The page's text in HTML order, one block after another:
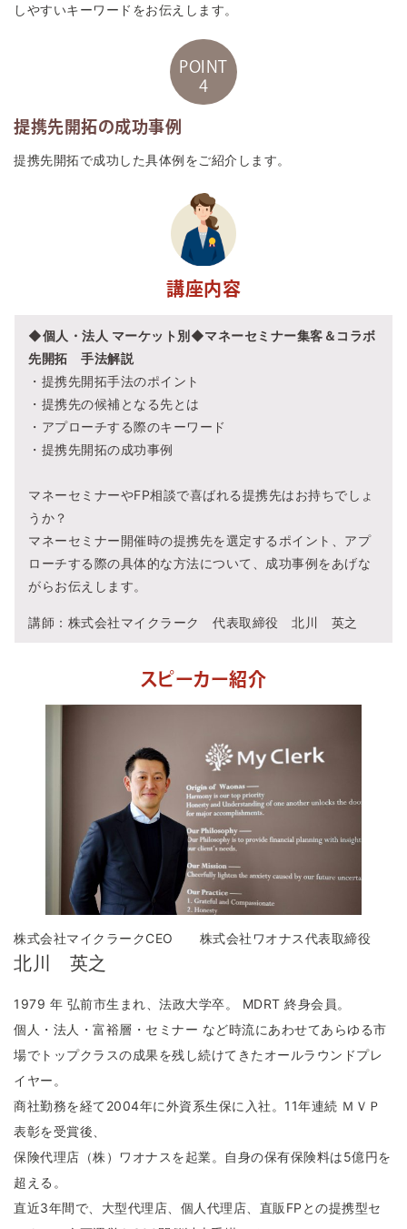
しやすいキーワードをお伝えします。
POINT
4
提携先開拓の成功事例
提携先開拓で成功した具体例をご紹介します。
講座内容
◆個人・法人 マーケット別◆マネーセミナー集客＆コラボ
先開拓 手法解説
・提携先開拓手法のポイント
・提携先の候補となる先とは
・アプローチする際のキーワード
・提携先開拓の成功事例
マネーセミナーやFP相談で喜ばれる提携先はお持ちでしょ
うか？
マネーセミナー開催時の提携先を選定するポイント、アプ
ローチする際の具体的な方法について、成功事例をあげな
がらお伝えします。
講師：株式会社マイクラーク 代表取締役 北川 英之
スピーカー紹介
株式会社マイクラークCEO 株式会社ワオナス代表取締役
北川 英之
1979 年 弘前市生まれ、法政大学卒。 MDRT 終身会員。
個人・法人・富裕層・セミナー など時流にあわせてあらゆる市
場でトップクラスの成果を残し続けてきたオールラウンドプレ
イヤー。
商社勤務を経て2004年に外資系生保に入社。11年連続 ＭＶＰ
表彰を受賞後、
保険代理店（株）ワオナスを起業。自身の保有保険料は5億円を
超える。
直近3年間で、大型代理店、個人代理店、直販FPとの提携型セ